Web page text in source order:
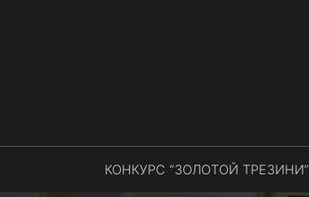
КОНКУРС “ЗОЛОТОЙ ТРЕЗИНИ”